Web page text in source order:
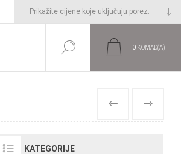
0 KOMAD(A)
PRETHODNI
SLIJEDEĆI
KATEGORIJE